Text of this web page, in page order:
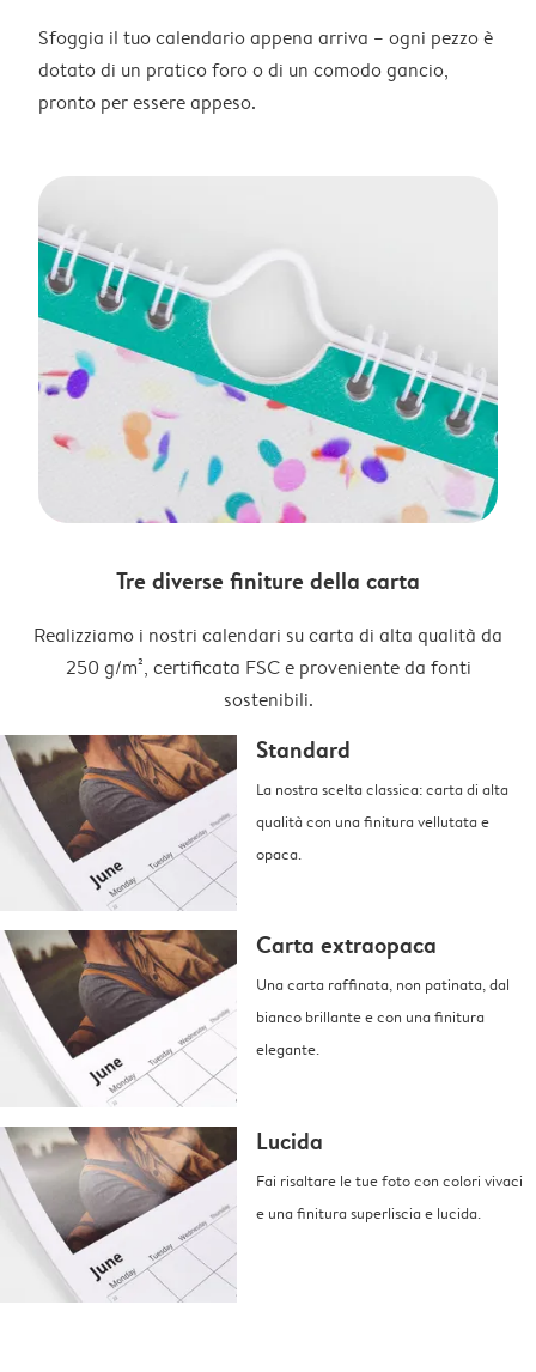
Sfoggia il tuo calendario appena arriva – ogni pezzo è
dotato di un pratico foro o di un comodo gancio,
pronto per essere appeso.
Tre diverse finiture della carta
Realizziamo i nostri calendari su carta di alta qualità da
250 g/m², certificata FSC e proveniente da fonti
sostenibili.
Standard
La nostra scelta classica: carta di alta
qualità con una finitura vellutata e
opaca.
Carta extraopaca
Una carta raffinata, non patinata, dal
bianco brillante e con una finitura
elegante.
Lucida
Fai risaltare le tue foto con colori vivaci
e una finitura superliscia e lucida.